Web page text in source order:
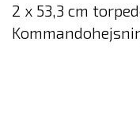
2 x 53,3 cm